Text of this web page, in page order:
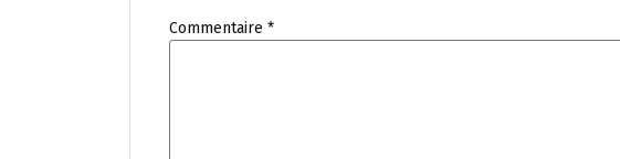
Commentaire *